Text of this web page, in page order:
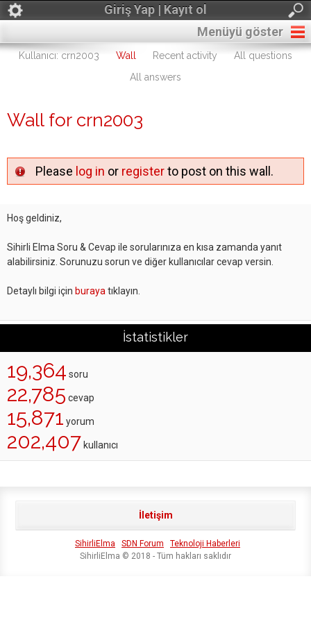
Giriş Yap | Kayıt ol
Menüyü göster
Kullanıcı: crn2003 Wall Recent activity
All questions
All answers
Wall for crn2003
Please log in or registerto post on this wall.
Hoş geldiniz,
Sihirli Elma Soru & Cevap ile sorularınıza en kısa zamanda yanıt
alabilirsiniz. Sorunuzu sorun ve diğer kullanıcılar cevap versin.
Detaylı bilgi için buraya tıklayın.
İstatistikler
19,364 soru
22,785 cevap
15,871 yorum
202,407 kullanıcı
İletişim
SihirliElma SDN Forum
Teknoloji Haberleri
SihirliElma © 2018 - Tüm hakları saklıdır